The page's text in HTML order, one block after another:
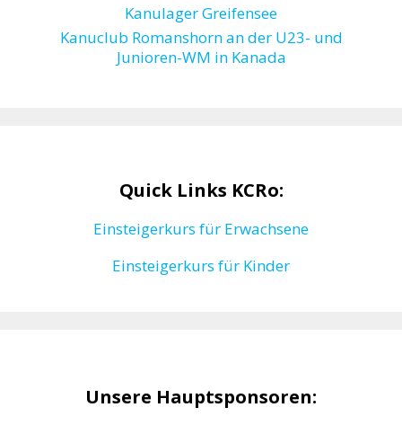
Kanulager Greifensee
Kanuclub Romanshorn an der U23- und
Junioren-WM in Kanada
Quick Links KCRo:
Einsteigerkurs für Erwachsene
Einsteigerkurs für Kinder
Unsere Hauptsponsoren: